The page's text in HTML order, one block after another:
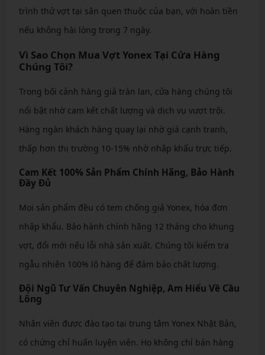
trình thử vợt tại sân quen thuộc của bạn, với hoàn tiền
nếu không hài lòng trong 7 ngày.
Vì Sao Chọn Mua Vợt Yonex Tại Cửa Hàng
Chúng Tôi?
Trong bối cảnh hàng giả tràn lan, cửa hàng chúng tôi
nổi bật nhờ cam kết chất lượng và dịch vụ vượt trội.
Hàng ngàn khách hàng quay lại nhờ giá cạnh tranh,
thấp hơn thị trường 10-15% nhờ nhập khẩu trực tiếp.
Cam Kết 100% Sản Phẩm Chính Hãng, Bảo Hành
Đầy Đủ
Mọi sản phẩm đều có tem chống giả Yonex, hóa đơn
nhập khẩu. Bảo hành chính hãng 12 tháng cho khung
vợt, đổi mới nếu lỗi nhà sản xuất. Chúng tôi kiểm tra
ngẫu nhiên 100% lô hàng để đảm bảo chất lượng.
Đội Ngũ Tư Vấn Chuyên Nghiệp, Am Hiểu Về Cầu
Lông
Nhân viên được đào tạo tại trung tâm Yonex Nhật Bản,
có chứng chỉ huấn luyện viên. Họ không chỉ bán hàng